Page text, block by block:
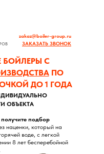
подбор
наценки, который на
воде, с легкой
8 лет бесперебойной
С
ПО
ДО 1 ГОДА
ОБЪЕКТА
zakaz@boiler-group.ru
ЗАКАЗАТЬ ЗВОНОК